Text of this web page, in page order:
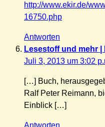
http://www.ekir.de/
16750.php
Antworten
Lesestoff und mehr |
Juli 3, 2013 um 3:02
[…] Buch,
Ralf Peter Reimann,
Einblick […]